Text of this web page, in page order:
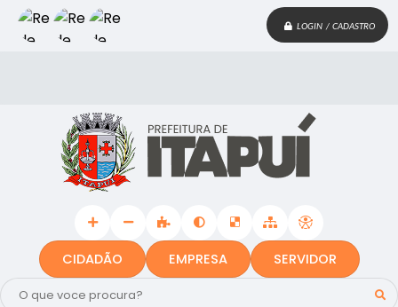
LOGIN / CADASTRO
CIDADÃO EMPRESA SERVIDOR